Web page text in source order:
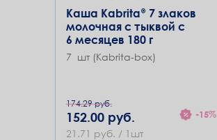
Каша Kabrita® 7 злаков
молочная с тыквой с
6 месяцев 180 г
7 шт (Kabrita-box)
174.29 руб.
152.00 руб.
21.71 руб. / 1шт
-15%